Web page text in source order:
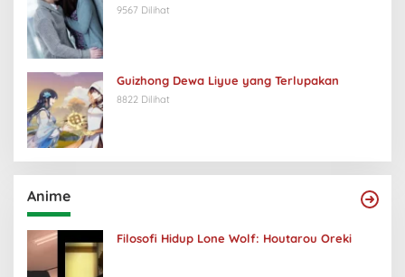
9567 Dilihat
Guizhong Dewa Liyue yang Terlupakan
8822 Dilihat
Anime
Filosofi Hidup Lone Wolf: Houtarou Oreki